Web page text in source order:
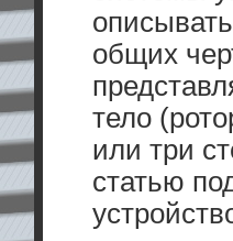
общих
тело
или три
статью